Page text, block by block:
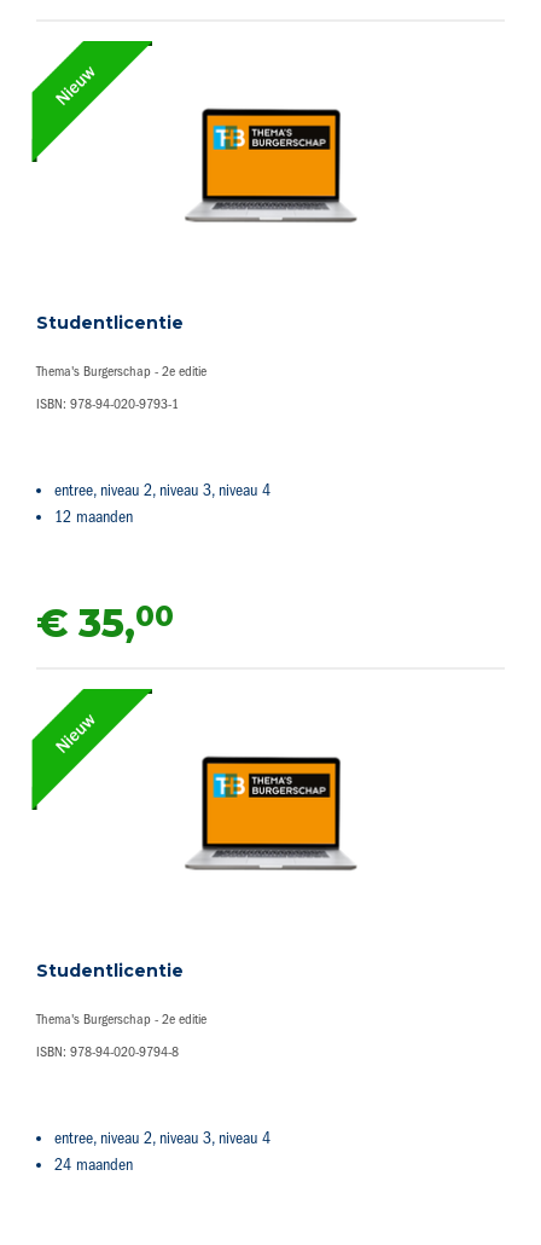
Studentlicentie
Thema's Burgerschap - 2e editie
ISBN: 978-94-020-9793-1
entree, niveau 2, niveau 3, niveau 4
12 maanden
€ 35,00
Studentlicentie
Thema's Burgerschap - 2e editie
ISBN: 978-94-020-9794-8
entree, niveau 2, niveau 3, niveau 4
24 maanden